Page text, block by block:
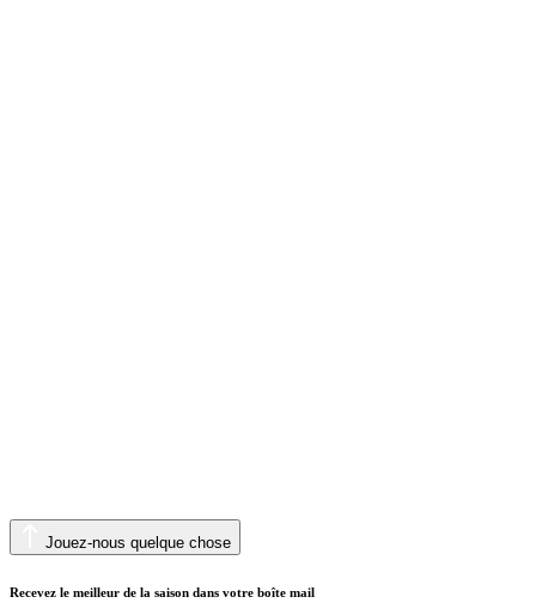
Jouez-nous quelque chose
Recevez le meilleur de la saison dans votre boîte mail